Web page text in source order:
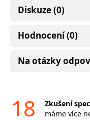
Diskuze (0)
Hodnocení (0)
Na otázky
18
Zkušení
máme více